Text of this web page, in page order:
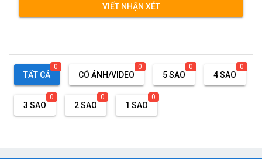
VIẾT NHẬN XÉT
TẤT CẢ
0
CÓ ẢNH/VIDEO
0
5 SAO
0
4 SAO
0
3 SAO
0
2 SAO
0
1 SAO
0